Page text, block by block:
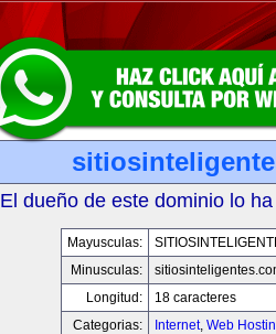
El dueño de este dominio lo
Mayusculas:
Minusculas:
Longitud:
18 caracteres
Categorias:
Internet, Web